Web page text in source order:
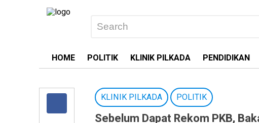
HOME POLITIK KLINIK PILKADA PENDIDIKAN
KLINIK PILKADA POLITIK
Sebelum Dapat Rekom PKB,